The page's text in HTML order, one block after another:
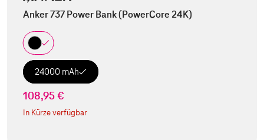
Anker 737 Power Bank (PowerCore 24K)
24000 mAh
108,95 €
In Kürze verfügbar